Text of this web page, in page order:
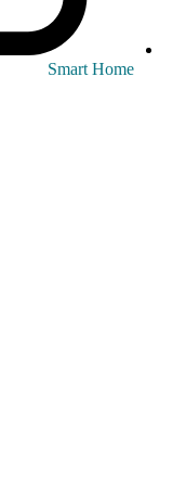
Smart Home